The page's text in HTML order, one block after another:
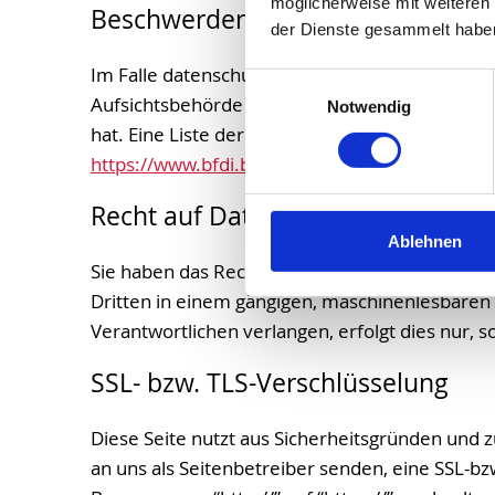
der Dienste gesammelt
Einwilligungsauswahl
Notwendig
Ablehnen
Beschwerderecht bei der
Im Falle datenschutzrechtlicher Verstöße
Aufsichtsbehörde in datenschutzrechtlichen
hat. Eine Liste der Datenschutzbeauftragten
https://www.bfdi.bund.de/DE/Infothek/
Recht auf Datenübertragbarkeit
Sie haben das Recht, Daten, die wir auf
Dritten in einem gängigen,
Verantwortlichen verlangen, erfolgt dies nur,
SSL- bzw. TLS-Verschlüsselung
Diese Seite nutzt aus Sicherheitsgründen
an uns als Seitenbetreiber senden, eine SSL-